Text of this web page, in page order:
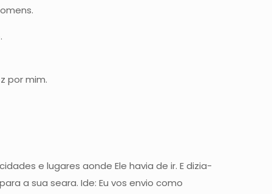
por mim.
e lugares aonde Ele havia de ir. E dizia-
a sua seara. Ide: Eu vos envio como